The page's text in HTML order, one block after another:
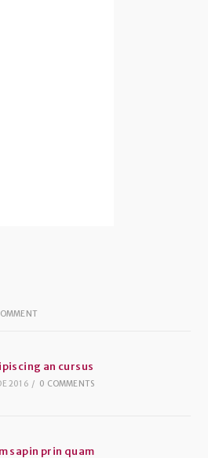
an cursus
2016 / 0 COMMENTS
sapin prin quam